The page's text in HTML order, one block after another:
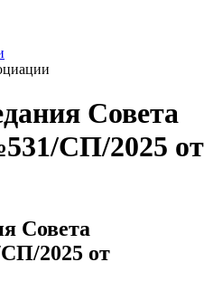
Совета
СП/2025 от
Совета
2025 от